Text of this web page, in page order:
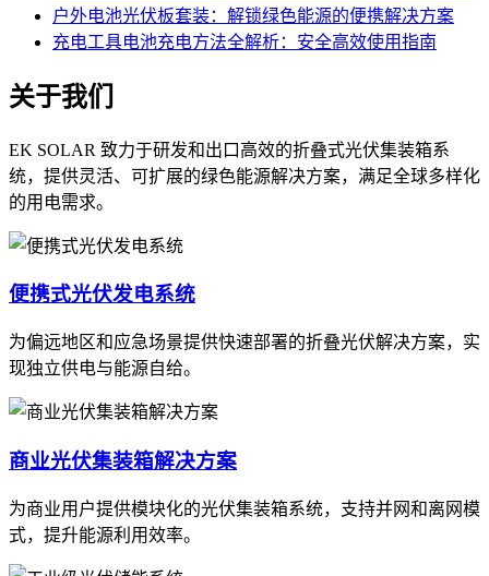
户外电池光伏板套装：解锁绿色能源的便携解决方案
充电工具电池充电方法全解析：安全高效使用指南
关于我们
EK SOLAR 致力于研发和出口高效的折叠式光伏集装箱系
统，提供灵活、可扩展的绿色能源解决方案，满足全球多样化
的用电需求。
便携式光伏发电系统
为偏远地区和应急场景提供快速部署的折叠光伏解决方案，实
现独立供电与能源自给。
商业光伏集装箱解决方案
为商业用户提供模块化的光伏集装箱系统，支持并网和离网模
式，提升能源利用效率。